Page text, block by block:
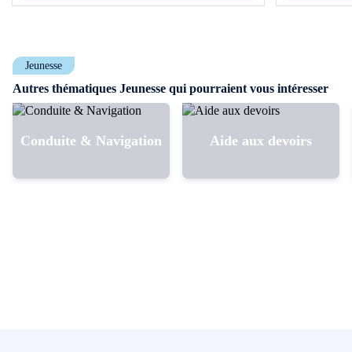
Jeunesse
Autres thématiques Jeunesse qui pourraient vous intéresser
Conduite & Navigation Aide aux devoirs